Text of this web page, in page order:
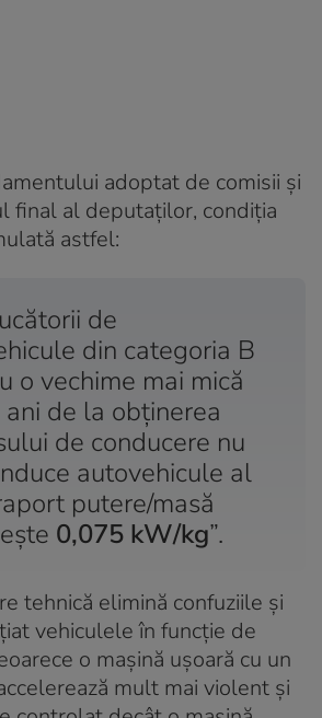
adoptat de comisii și
final al deputaților, condiția
astfel:
de
din categoria B
o vechime mai mică
de la obținerea
de conducere nu
autovehicule al
putere/masă
0,075 kW/kg”.
tehnică elimină confuziile și
vehiculele în funcție de
o mașină ușoară cu un
mult mai violent și